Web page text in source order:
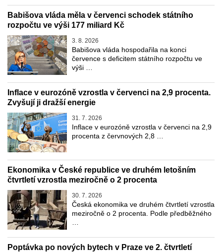
Babišova vláda měla v červenci schodek státního
rozpočtu ve výši 177 miliard Kč
3. 8. 2026
Babišova vláda hospodařila na konci
července s deficitem státního rozpočtu ve
výši …
Inflace v eurozóně vzrostla v červenci na 2,9 procenta.
Zvyšují ji dražší energie
31. 7. 2026
Inflace v eurozóně vzrostla v červenci na 2,9
procenta z červnových 2,8 …
Ekonomika v České republice ve druhém letošním
čtvrtletí vzrostla meziročně o 2 procenta
30. 7. 2026
Česká ekonomika ve druhém čtvrtletí vzrostla
meziročně o 2 procenta. Podle předběžného
Poptávka po nových bytech v Praze ve 2. čtvrtletí